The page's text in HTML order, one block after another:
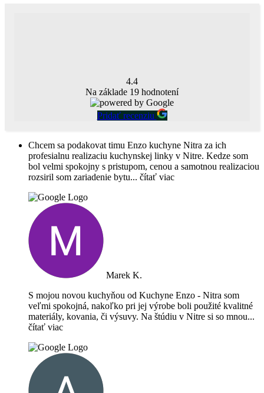
4.4
Na základe 19 hodnotení
Pridať recenziu
Chcem sa podakovat timu Enzo kuchyne Nitra za ich
profesialnu realizaciu kuchynskej linky v Nitre. Kedze som
bol velmi spokojny s pristupom, cenou a samotnou realizaciou
rozsiril som zariadenie bytu... čítať viac
Marek K.
S mojou novou kuchyňou od Kuchyne Enzo - Nitra som
veľmi spokojná, nakoľko pri jej výrobe boli použité kvalitné
materiály, kovania, či výsuvy. Na štúdiu v Nitre si so mnou...
čítať viac